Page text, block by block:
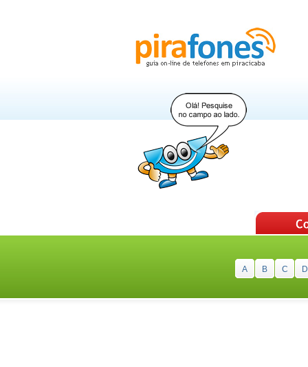
A B C D